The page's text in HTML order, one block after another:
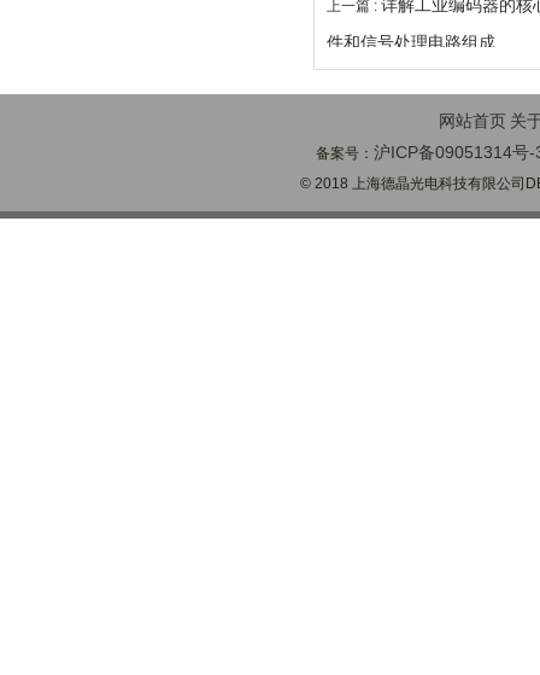
上一篇 : 详解工业编码器的核
件和信号处理电路组成
网站首页 关
备案号：沪ICP备09051314号-
© 2018 上海德晶光电科技有限公司